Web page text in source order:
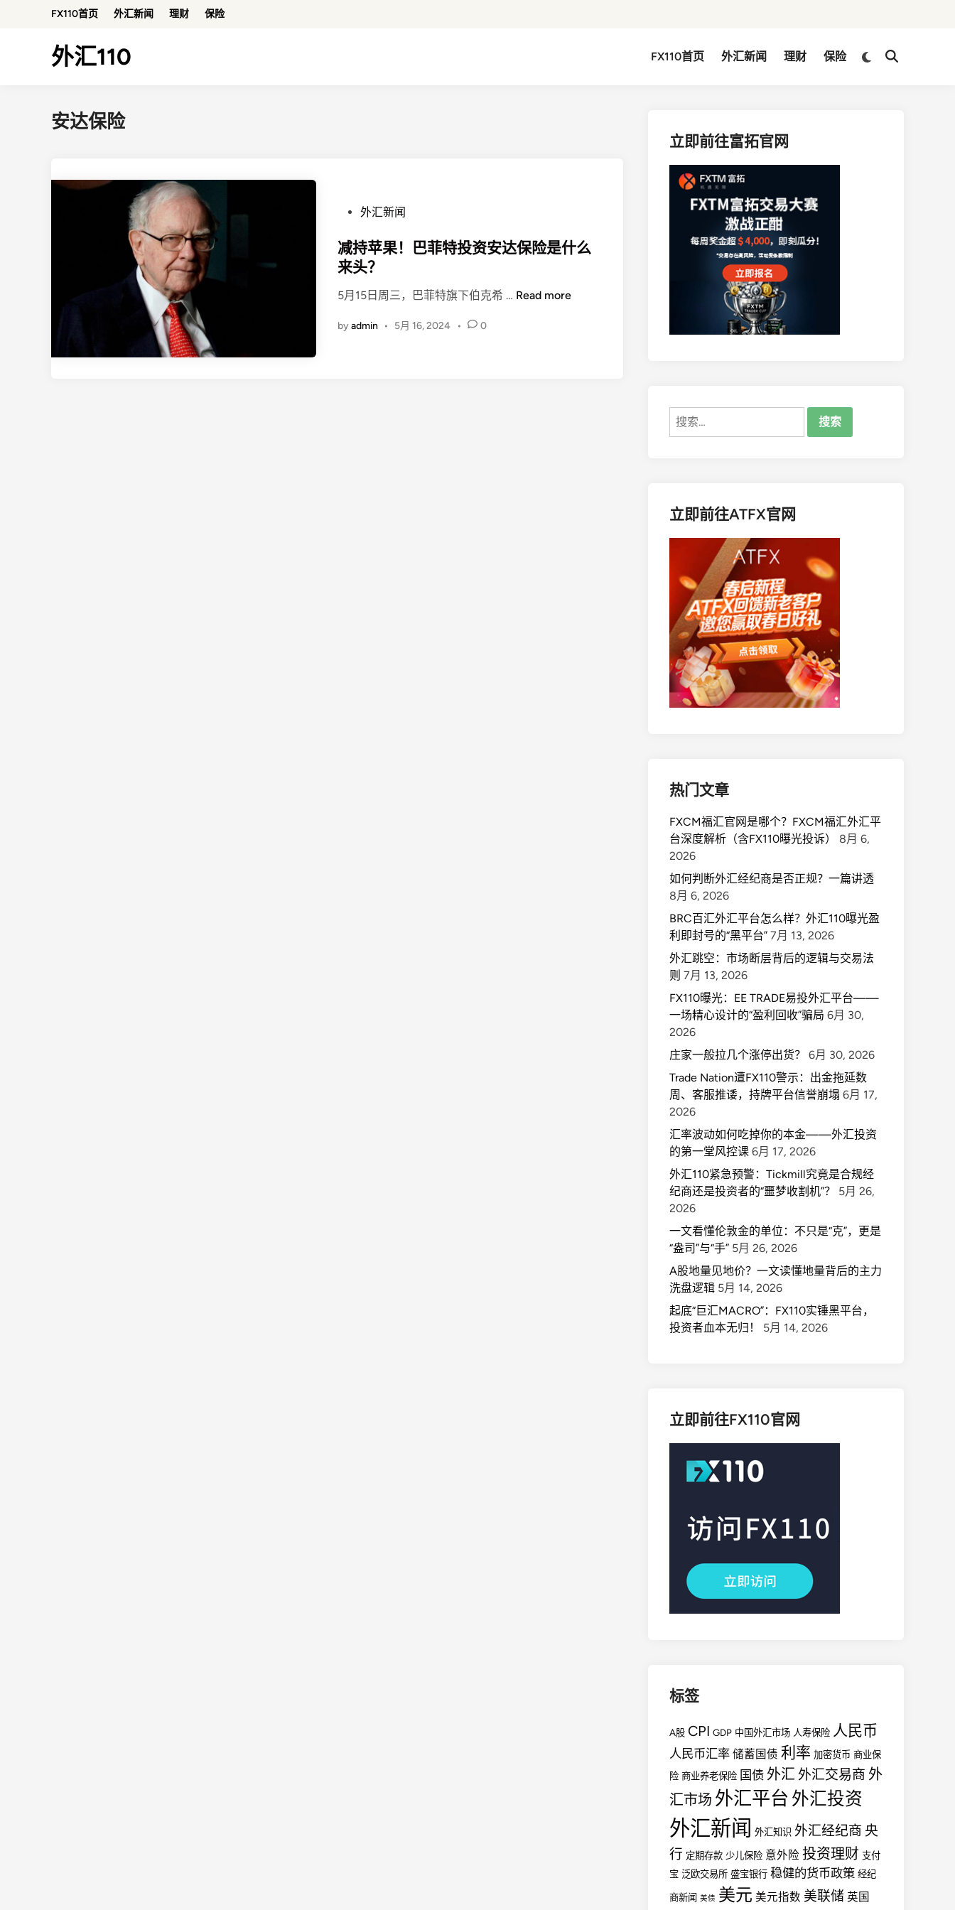
FX110首页 外汇新闻 理财 保险
外汇110 FX110首页 外汇新闻 理财 保险
Switch
Open
安达保险
s
t
d
n
外汇新闻
减持苹果！巴菲特投资安达保险是什么
来头？
5月15日周三，巴菲特旗下伯克希 … 减
Read more
byadmin • 5月 16, 2024 • 0
立即前往富拓官网
搜
索：
立即前往ATFX官网
热门文章
FXCM福汇官网是哪个？FXCM福汇外汇平
台深度解析（含FX110曝光投诉）
8月 6,
2026
如何判断外汇经纪商是否正规？一篇讲透
8月 6, 2026
BRC百汇外汇平台怎么样？外汇110曝光盈
利即封号的“黑平台” 7月 13, 2026
外汇跳空：市场断层背后的逻辑与交易法
则 7月 13, 2026
FX110曝光：EE TRADE易投外汇平台——
一场精心设计的“盈利回收”骗局 6月 30,
2026
庄家一般拉几个涨停出货？
6月 30, 2026
Trade Nation遭FX110警示：出金拖延数
周、客服推诿，持牌平台信誉崩塌 6月 17,
2026
汇率波动如何吃掉你的本金——外汇投资
的第一堂风控课 6月 17, 2026
外汇110紧急预警：Tickmill究竟是合规经
纪商还是投资者的“噩梦收割机”？
5月 26,
2026
一文看懂伦敦金的单位：不只是“克”，更是
“盎司”与“手” 5月 26, 2026
A股地量见地价？一文读懂地量背后的主力
洗盘逻辑 5月 14, 2026
起底“巨汇MACRO”：FX110实锤黑平台，
投资者血本无归！
5月 14, 2026
立即前往FX110官网
标签
A股 CPI GDP 中国外汇市场 人寿保险 人民币
人民币汇率 储蓄国债 利率 加密货币 商业保
险 商业养老保险 国债 外汇 外汇交易商 外
汇市场 外汇平台 外汇投资
外汇新闻 外汇知识 外汇经纪商 央
行 定期存款 少儿保险 意外险 投资理财 支付
宝 泛欧交易所 盛宝银行 稳健的货币政策 经纪
商新闻 美债 美元 美元指数 美联储 英国